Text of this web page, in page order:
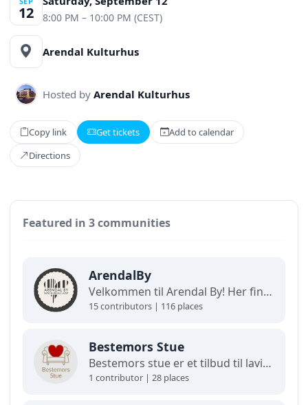
12 8:00 PM – 10:00 PM (CEST)
Arendal Kulturhus
Hosted by Arendal Kulturhus
Copy link Get tickets
Add to calendar
Directions
Featured in 3 communities
ArendalBy
Velkommen til Arendal By! Her finner du interaktive kart og oppdaterte oversikter over alt som skjer i byen. Utforsk, finn frem og opplev det beste av Arendal på ett og samme sted!
15 contributors | 116 places
Bestemors Stue
Bestemors stue er et tilbud til lavinntektsfamilier med barn fra 0-12 år.
1 contributor | 28 places